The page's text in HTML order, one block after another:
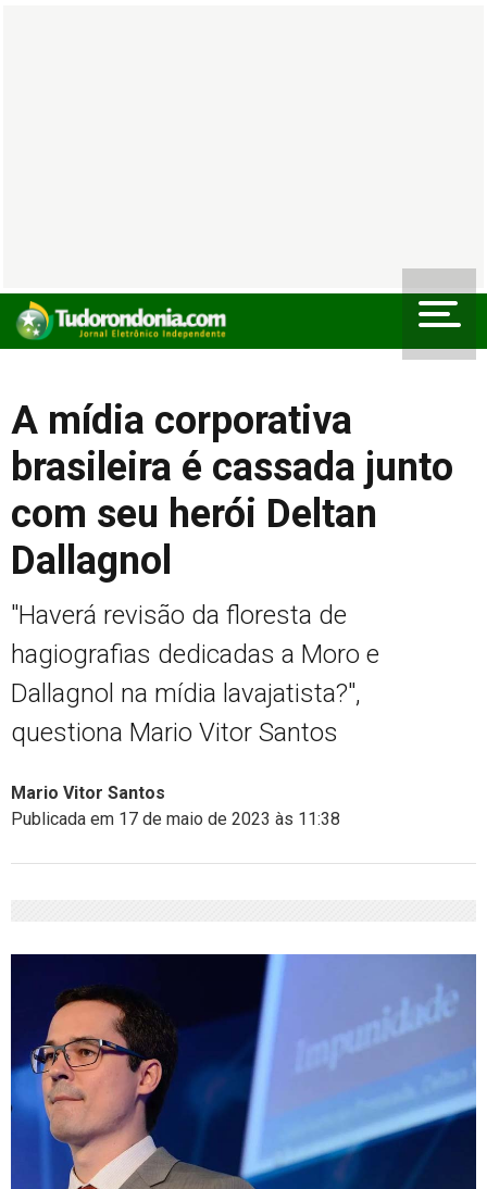
A mídia corporativa
brasileira é cassada junto
com seu herói Deltan
Dallagnol
"Haverá revisão da floresta de
hagiografias dedicadas a Moro e
Dallagnol na mídia lavajatista?",
questiona Mario Vitor Santos
Mario Vitor Santos
Publicada em 17 de maio de 2023 às 11:38